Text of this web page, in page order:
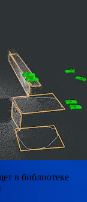
в библиотеке